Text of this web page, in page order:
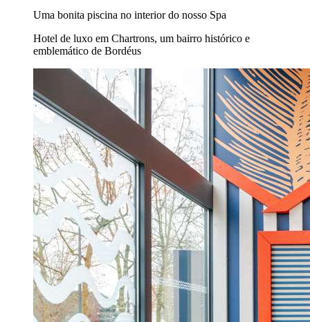
Uma bonita piscina no interior do nosso Spa
Hotel de luxo em Chartrons, um bairro histórico e
emblemático de Bordéus